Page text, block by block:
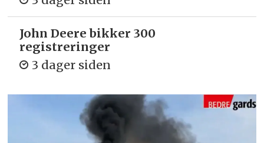
John Deere bikker 300
registreringer
3 dager siden